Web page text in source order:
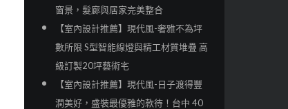
窗景，髮廊與居家完美整合
【室內設計推薦】現代風-奢雅不為坪
數所限 S型智能線燈與精工材質堆疊 高
級訂製20坪藝術宅
【室內設計推薦】現代風-日子渡得豐
潤美好，盛裝最優雅的款待！台中 40